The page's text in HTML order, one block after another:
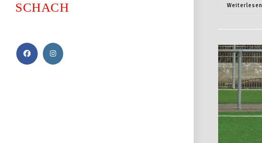
SCHACH Weiterlesen